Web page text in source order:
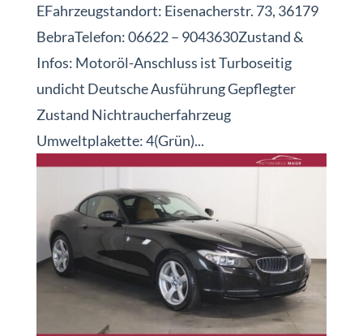
EFahrzeugstandort: Eisenacherstr. 73, 36179
BebraTelefon: 06622 – 9043630Zustand &
Infos: Motoröl-Anschluss ist Turboseitig
undicht Deutsche Ausführung Gepflegter
Zustand Nichtraucherfahrzeug
Umweltplakette: 4(Grün)...